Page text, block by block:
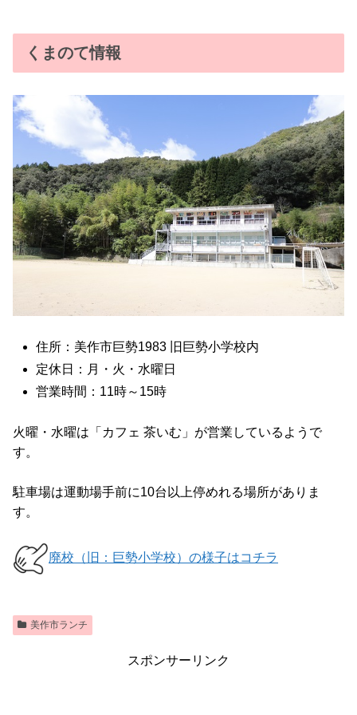
くまのて情報
住所：美作市巨勢1983 旧巨勢小学校内
定休日：月・火・水曜日
営業時間：11時～15時
火曜・水曜は「カフェ 茶いむ」が営業しているようで
す。
駐車場は運動場手前に10台以上停めれる場所がありま
す。
廃校（旧：巨勢小学校）の様子はコチラ
美作市ランチ
スポンサーリンク